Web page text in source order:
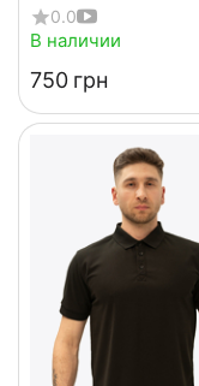
0.0
В наличии
‍750‍ грн